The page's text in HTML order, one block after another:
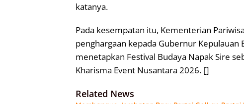
katanya.
Pada kesempatan itu, Kementerian
penghargaan kepada Gubernur
menetapkan Festival Budaya Napak Sire
Kharisma Event Nusantara 2026. []
Related News